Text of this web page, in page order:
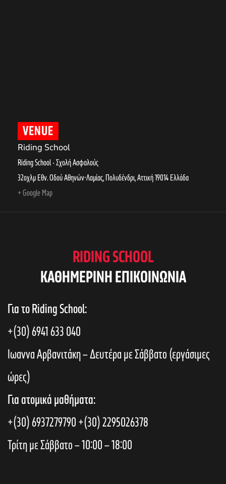
VENUE
Riding School
Riding School - Σχολή Ασφαλούς
32οχλμ Εθν. Οδού Αθηνών-Λαμίας, Πολυδένδρι,Αττική19014Ελλάδα
+ Google Map
RIDING SCHOOL
KAΘΗΜΕΡΙΝΗ ΕΠΙΚΟΙΝΩΝΙΑ
Για το Riding School:
+(30) 6941 633 040
Ιωαννα Αρβανιτάκη – Δευτέρα με Σάββατο (εργάσιμες
ώρες)
Για ατομικά μαθήματα:
+(30) 6937279790+(30) 2295026378
Τρίτη με Σάββατο – 10:00 – 18:00